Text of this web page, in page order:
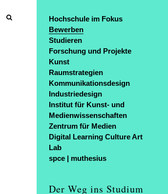
Hochschule im Fokus
Bewerben
Studieren
Forschung und Projekte
Kunst
Raumstrategien
Kommunikationsdesign
Industriedesign
Institut für Kunst- und
Medienwissenschaften
Zentrum für Medien
Digital Learning Culture Art
Lab
spce | muthesius
Der Weg ins Studium